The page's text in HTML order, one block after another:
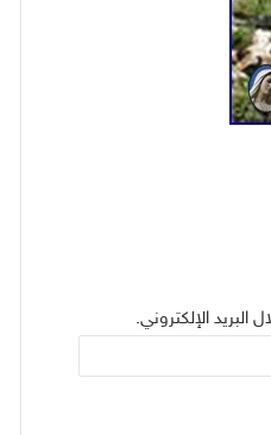
الإلكتروني.